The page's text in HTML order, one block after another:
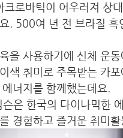
로바틱이 어우러져 상
. 500여 년 전 브라질 흑
을 사용하기에 신체 운
색 취미로 주목받는 카
너지를 함께했는데요.
슨은 한국의 다이나믹한
경험하고 즐거운 취미